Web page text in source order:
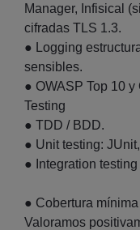
Manager, Infisical
cifradas TLS 1.3.
● Logging
sensibles.
● OWASP Top 10 y
Testing
● TDD / BDD.
● Unit testing:
● Integration
● Cobertura
Valoramos